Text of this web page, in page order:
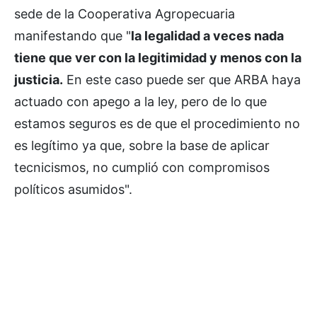
sede de la Cooperativa Agropecuaria
manifestando que "la legalidad a veces nada
tiene que ver con la legitimidad y menos con la
justicia. En este caso puede ser que ARBA haya
actuado con apego a la ley, pero de lo que
estamos seguros es de que el procedimiento no
es legítimo ya que, sobre la base de aplicar
tecnicismos, no cumplió con compromisos
políticos asumidos".